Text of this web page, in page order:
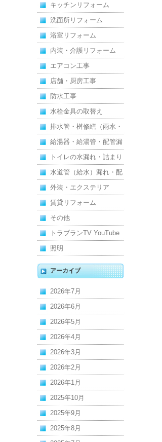
キッチンリフォーム
洗面所リフォーム
浴室リフォーム
内装・介護リフォーム
エアコン工事
店舗・厨房工事
防水工事
水栓金具の取替え
排水管・桝修繕（雨水・
汚水）
給湯器・給湯管・配管漏
れ
トイレの水漏れ・詰まり
水道管（給水）漏れ・配
管
外装・エクステリア
賃貸リフォーム
その他
トラブランTV YouTube
照明
アーカイブ
2026年7月
2026年6月
2026年5月
2026年4月
2026年3月
2026年2月
2026年1月
2025年10月
2025年9月
2025年8月